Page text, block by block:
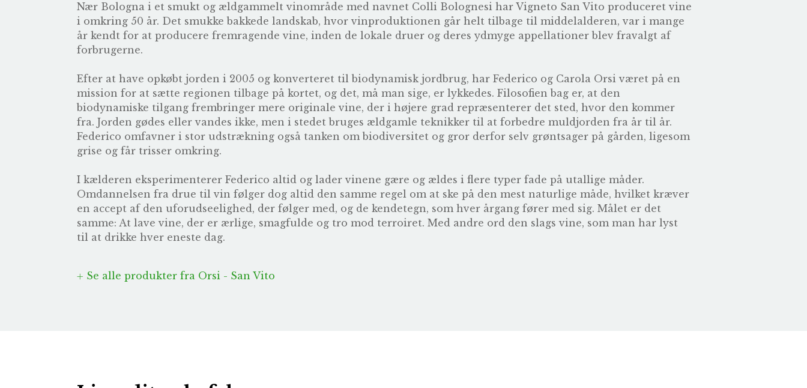
Nær Bologna i et smukt og ældgammelt vinområde med navnet Colli Bolognesi har Vigneto San Vito produceret vine
i omkring 50 år. Det smukke bakkede landskab, hvor vinproduktionen går helt tilbage til middelalderen, var i mange
år kendt for at producere fremragende vine, inden de lokale druer og deres ydmyge appellationer blev fravalgt af
forbrugerne.
Efter at have opkøbt jorden i 2005 og konverteret til biodynamisk jordbrug, har Federico og Carola Orsi været på en
mission for at sætte regionen tilbage på kortet, og det, må man sige, er lykkedes. Filosofien bag er, at den
biodynamiske tilgang frembringer mere originale vine, der i højere grad repræsenterer det sted, hvor den kommer
fra. Jorden gødes eller vandes ikke, men i stedet bruges ældgamle teknikker til at forbedre muldjorden fra år til år.
Federico omfavner i stor udstrækning også tanken om biodiversitet og gror derfor selv grøntsager på gården, ligesom
grise og får trisser omkring.
I kælderen eksperimenterer Federico altid og lader vinene gære og ældes i flere typer fade på utallige måder.
Omdannelsen fra drue til vin følger dog altid den samme regel om at ske på den mest naturlige måde, hvilket kræver
en accept af den uforudseelighed, der følger med, og de kendetegn, som hver årgang fører med sig. Målet er det
samme: At lave vine, der er ærlige, smagfulde og tro mod terroiret. Med andre ord den slags vine, som man har lyst
til at drikke hver eneste dag.
Se alle produkter fra Orsi - San Vito